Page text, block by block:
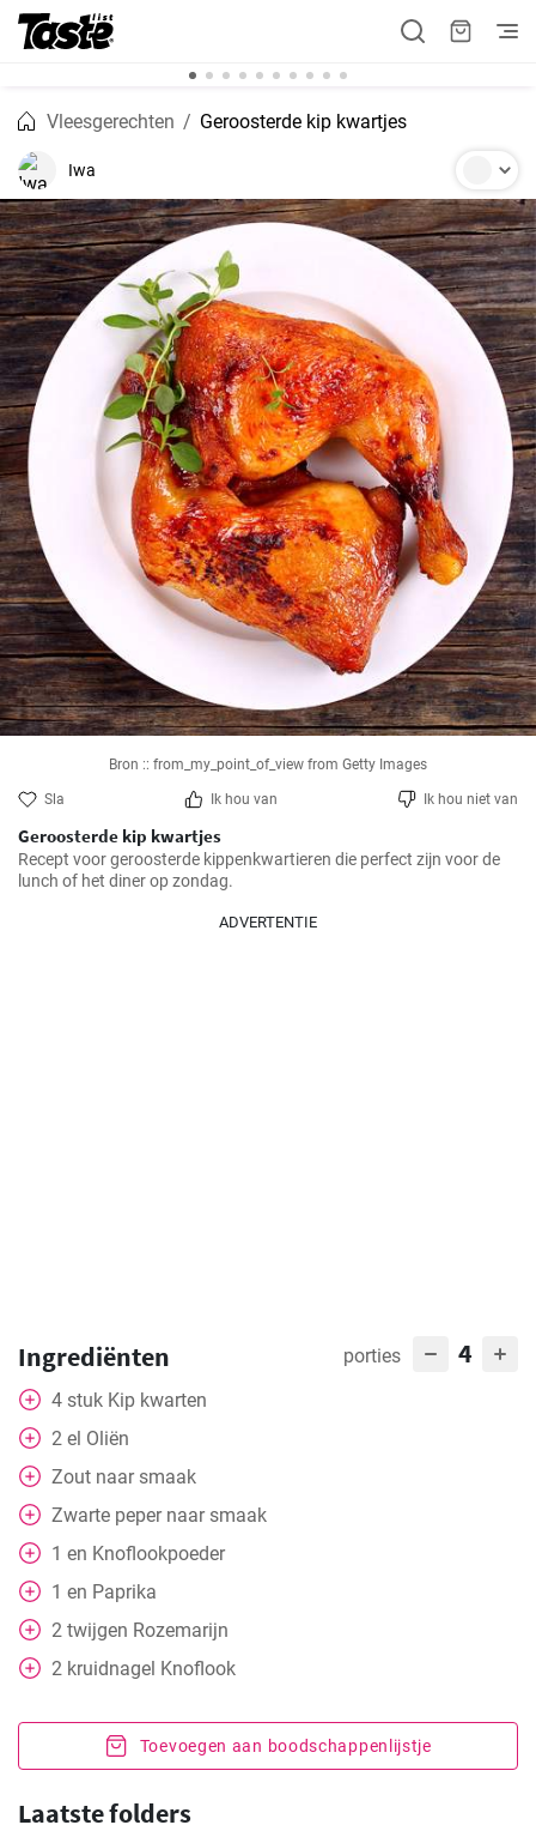
Vleesgerechten Geroosterde kip kwartjes
Iwa
Bron :: from_my_point_of_view from Getty Images
Sla Ik hou van Ik hou niet van
Geroosterde kip kwartjes
Recept voor geroosterde kippenkwartieren die perfect zijn voor de
lunch of het diner op zondag.
ADVERTENTIE
Ingrediënten porties 4
4 stuk Kip kwarten
2 el Oliën
Zout naar smaak
Zwarte peper naar smaak
1 en Knoflookpoeder
1 en Paprika
2 twijgen Rozemarijn
2 kruidnagel Knoflook
Toevoegen aan boodschappenlijstje
Laatste folders